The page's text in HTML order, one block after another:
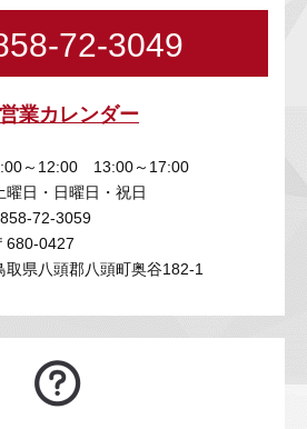
72-3049
営業カレンダー
～12:00 13:00～17:00
曜日・日曜日・祝日
72-3059
680-0427
取県八頭郡八頭町奥谷182-1